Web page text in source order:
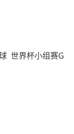
世界杯小组赛G